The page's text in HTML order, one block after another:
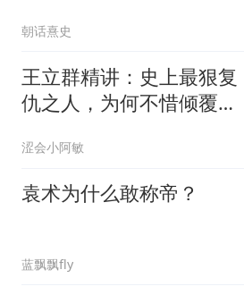
朝话熹史
王立群精讲：史上最狠复
仇之人，为何不惜倾覆一
涩会小阿敏
袁术为什么敢称帝？
蓝飘飘fly